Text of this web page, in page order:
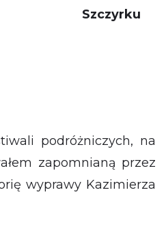
Szczyrku
podróżniczych, na
zapomnianą przez
wyprawy Kazimierza